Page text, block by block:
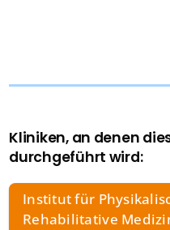
Suche
nach:
Kliniken, an denen
durchgeführt wird:
Institut für
Rehabilitative